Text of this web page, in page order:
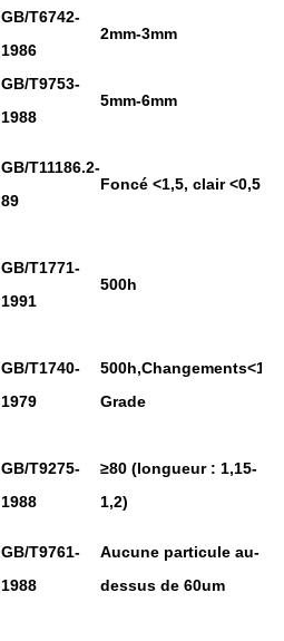
GB/T6742-
1986
2mm-3mm
GB/T9753-
1988
5mm-6mm
GB/T11186.2-
89
Foncé <1,5, clair <0,5
GB/T1771-
1991
500h
GB/T1740-
1979
500h,Changements<1
Grade
GB/T9275-
1988
≥80 (longueur : 1,15-
1,2)
GB/T9761-
1988
Aucune particule au-
dessus de 60um